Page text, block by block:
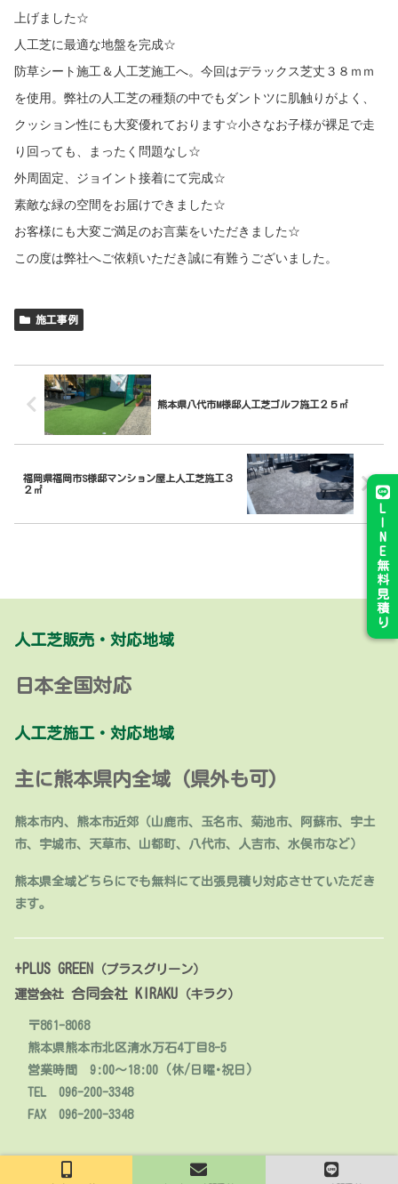
上げました☆
人工芝に最適な地盤を完成☆
防草シート施工＆人工芝施工へ。今回はデラックス芝丈３８ｍｍ
を使用。弊社の人工芝の種類の中でもダントツに肌触りがよく、
クッション性にも大変優れております☆小さなお子様が裸足で走
り回っても、まったく問題なし☆
外周固定、ジョイント接着にて完成☆
素敵な緑の空間をお届けできました☆
お客様にも大変ご満足のお言葉をいただきました☆
この度は弊社へご依頼いただき誠に有難うございました。
施工事例
熊本県八代市M様邸人工芝ゴルフ施工２５㎡
福岡県福岡市S様邸マンション屋上人工芝施工３
２㎡
L
N
E
無
料
見
積
り
人工芝販売・対応地域
日本全国対応
人工芝施工・対応地域
主に熊本県内全域 (県外も可)
熊本市内、熊本市近郊（山鹿市、玉名市、菊池市、阿蘇市、宇土
市、宇城市、天草市、山都町、八代市、人吉市、水俣市など）
熊本県全域どちらにでも無料にて出張見積り対応させていただき
ます。
+PLUS GREEN
（プラスグリーン）
運営会社 合同会社 KIRAKU （キラク）
〒861-8068
熊本県熊本市北区清水万石4丁目8-5
営業時間 9:00～18:00 (休/日曜･祝日)
TEL 096-200-3348
FAX 096-200-3348